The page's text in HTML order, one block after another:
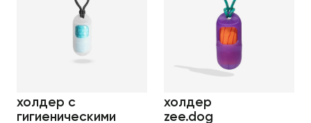
холдер с
гигиеническими
холдер
zee.dog